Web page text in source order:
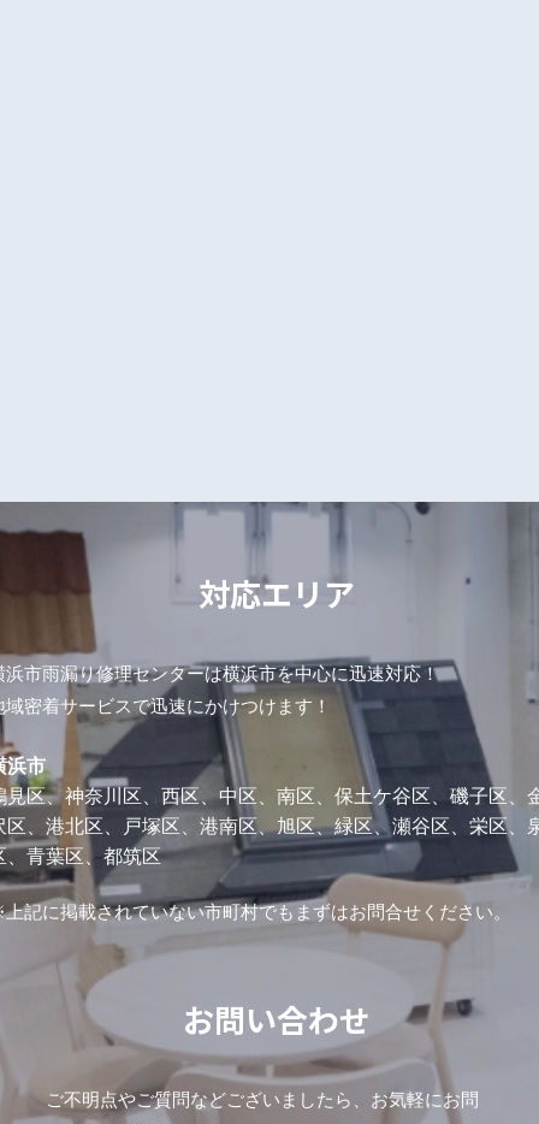
対応エリア
浜市雨漏り修理センターは横浜市を中心に迅速対応！
域密着サービスで迅速にかけつけます！
浜市
見区、神奈川区、西区、中区、南区、保土ケ谷区、磯子区、
区、港北区、戸塚区、港南区、旭区、緑区、瀬谷区、栄区、
、青葉区、都筑区
記に掲載されていない市町村でもまずはお問合せください。
お問い合わせ
ご不明点やご質問などございましたら、お気軽にお問